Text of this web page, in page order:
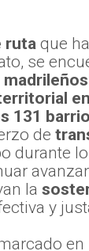
ruta que
se
131
de
durante
la
y